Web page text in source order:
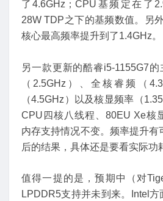
了4.6GHz；CPU基频定在了
28W TDP之下的基频数值。另
核心最高频率提升到了1.4GHz。
另一款更新的酷睿i5-1155G7
（2.5GHz）、全核睿频（
（4.5GHz）以及核显频率（
CPU四核八线程、80EU Xe核
内存支持情况不变。频率提升有
后的结果，具体还是要看实际功
值得一提的是，预期中（对
LPDDR5支持并未到来。Intel方